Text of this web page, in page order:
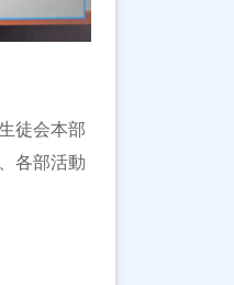
徒会本部
各部活動